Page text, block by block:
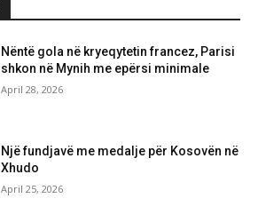
Nëntë gola në kryeqytetin francez, Parisi
shkon në Mynih me epërsi minimale
April 28, 2026
Një fundjavë me medalje për Kosovën në
Xhudo
April 25, 2026